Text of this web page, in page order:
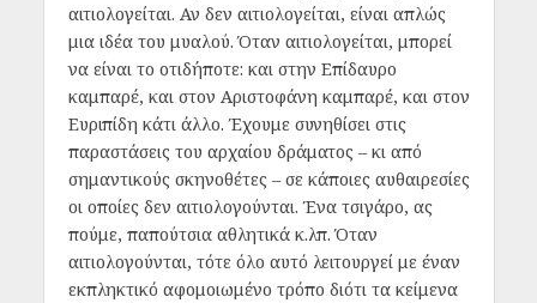
αιτιολογείται. Αν δεν αιτιολογείται, είναι απλώς
μια ιδέα του μυαλού. Όταν αιτιολογείται, μπορεί
να είναι το οτιδήποτε: και στην Επίδαυρο
καμπαρέ, και στον Αριστοφάνη καμπαρέ, και στον
Ευριπίδη κάτι άλλο. Έχουμε συνηθίσει στις
παραστάσεις του αρχαίου δράματος – κι από
σημαντικούς σκηνοθέτες – σε κάποιες αυθαιρεσίες
οι οποίες δεν αιτιολογούνται. Ένα τσιγάρο, ας
πούμε, παπούτσια αθλητικά κ.λπ. Όταν
αιτιολογούνται, τότε όλο αυτό λειτουργεί με έναν
εκπληκτικό αφομοιωμένο τρόπο διότι τα κείμενα